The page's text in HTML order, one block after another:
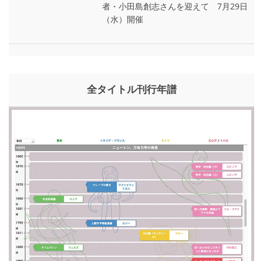
者・小田島創志さんを迎えて 7月29日
（水）開催
全タイトル刊行年譜